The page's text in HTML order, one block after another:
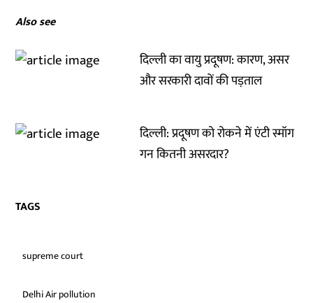
Also see
दिल्ली का वायु प्रदूषण: कारण, असर
और सरकारी दावों की पड़ताल
दिल्ली: प्रदूषण को रोकने में एंटी स्मॉग
गन कितनी असरदार?
TAGS
supreme court
Delhi Air pollution